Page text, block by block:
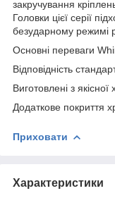
закручування
Головки цієї серії
безударному режимі
Основні переваги
Відповідність
Виготовлені з
Додаткове покриття
Приховати
Характеристики